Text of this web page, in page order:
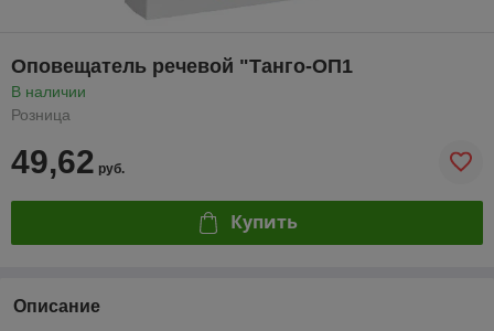
Оповещатель речевой "Танго-ОП1
В наличии
Розница
49,62 руб.
Купить
Описание